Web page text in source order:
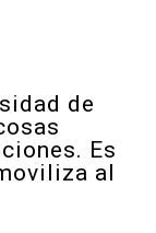
de
Es
al